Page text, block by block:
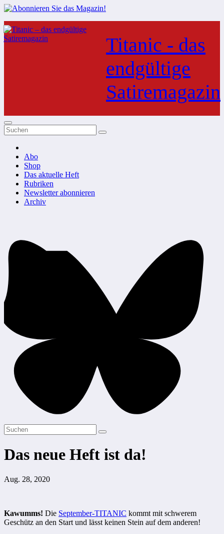
Zum
Inhalt
springen
Titanic - das
endgültige
Satiremagazin
Abo
Shop
Das aktuelle Heft
Rubriken
Newsletter abonnieren
Archiv
Das neue Heft ist da!
Aug. 28, 2020
Kawumms! Die September-TITANIC kommt mit schwerem
Geschütz an den Start und lässt keinen Stein auf dem anderen!